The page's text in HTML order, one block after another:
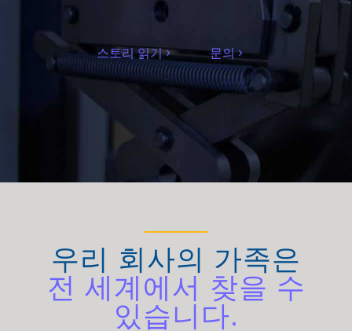
스토리 읽기 문의
우리 회사의 가족은
전 세계에서 찾을 수
있습니다.